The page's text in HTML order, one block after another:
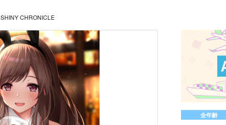
SHINY CHRONICLE
全年齢